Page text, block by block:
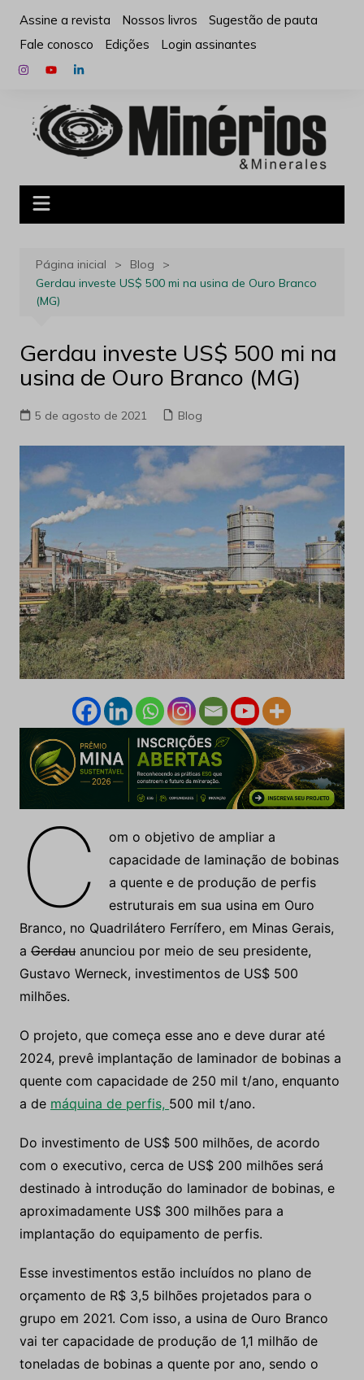
para
conteúdo
Assine a revista Nossos livros
Sugestão de pauta
Fale conosco
Edições Login assinantes
Página inicial
Blog
Gerdau investe US$ 500 mi na usina de Ouro Branco
(MG)
Gerdau investe US$ 500 mi na
usina de Ouro Branco (MG)
5 de agosto de 2021 Blog
C
om o objetivo de ampliar a
capacidade de laminação de bobinas
a quente e de produção de perfis
estruturais em sua usina em Ouro
Branco, no Quadrilátero Ferrífero, em Minas Gerais,
a Gerdauanunciou por meio de seu presidente,
Gustavo Werneck, investimentos de US$ 500
milhões.
O projeto, que começa esse ano e deve durar até
2024, prevê implantação de laminador de bobinas a
quente com capacidade de 250 mil t/ano, enquanto
a de máquina de perfis, 500 mil t/ano.
Do investimento de US$ 500 milhões, de acordo
com o executivo, cerca de US$ 200 milhões será
destinado à introdução do laminador de bobinas, e
aproximadamente US$ 300 milhões para a
implantação do equipamento de perfis.
Esse investimentos estão incluídos no plano de
orçamento de R$ 3,5 bilhões projetados para o
grupo em 2021. Com isso, a usina de Ouro Branco
vai ter capacidade de produção de 1,1 milhão de
toneladas de bobinas a quente por ano, sendo o